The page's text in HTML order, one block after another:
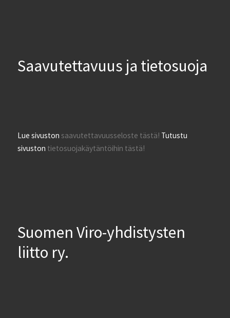
Saavutettavuus ja tietosuoja
Lue sivustonsaavutettavuusseloste tästä! Tutustu
sivuston tietosuojakäytäntöihin tästä!
Suomen Viro-yhdistysten
liitto ry.